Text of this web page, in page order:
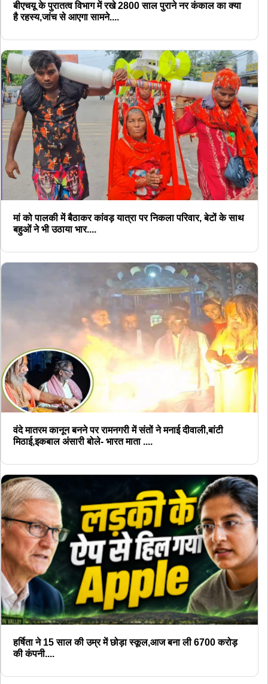
बीएचयू के पुरातत्व विभाग में रखे 2800 साल पुराने नर कंकाल का क्या
है रहस्य,जांच से आएगा सामने....
मां को पालकी में बैठाकर कांवड़ यात्रा पर निकला परिवार, बेटों के साथ
बहुओं ने भी उठाया भार....
वंदे मातरम कानून बनने पर रामनगरी में संतों ने मनाई दीवाली,बांटी
मिठाई,इकबाल अंसारी बोले- भारत माता ....
हर्षिता ने 15 साल की उम्र में छोड़ा स्कूल,आज बना ली 6700 करोड़
की कंपनी....